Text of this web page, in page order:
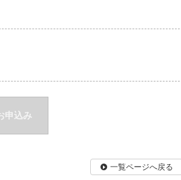
申込み
一覧ページへ戻る